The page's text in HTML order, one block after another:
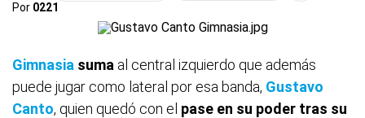
Por 0221
Gimnasia suma al central izquierdo que además
puede jugar como lateral por esa banda, Gustavo
Canto, quien quedó con el pase en su poder tras su